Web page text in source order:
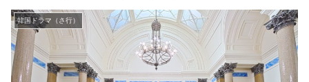
韓国ドラマ（さ行）